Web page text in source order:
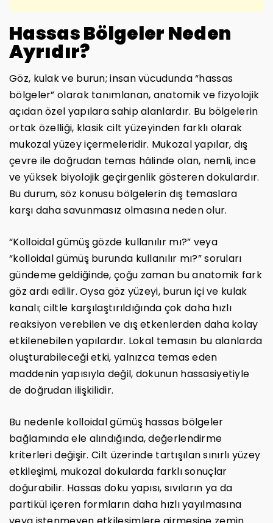
Hassas Bölgeler Neden
Ayrıdır?
Göz, kulak ve burun; insan vücudunda “hassas
bölgeler” olarak tanımlanan, anatomik ve fizyolojik
açıdan özel yapılara sahip alanlardır. Bu bölgelerin
ortak özelliği, klasik cilt yüzeyinden farklı olarak
mukozal yüzey içermeleridir. Mukozal yapılar, dış
çevre ile doğrudan temas hâlinde olan, nemli, ince
ve yüksek biyolojik geçirgenlik gösteren dokulardır.
Bu durum, söz konusu bölgelerin dış temaslara
karşı daha savunmasız olmasına neden olur.
“Kolloidal gümüş gözde kullanılır mı?” veya
“kolloidal gümüş burunda kullanılır mı?” soruları
gündeme geldiğinde, çoğu zaman bu anatomik fark
göz ardı edilir. Oysa göz yüzeyi, burun içi ve kulak
kanalı; ciltle karşılaştırıldığında çok daha hızlı
reaksiyon verebilen ve dış etkenlerden daha kolay
etkilenebilen yapılardır. Lokal temasın bu alanlarda
oluşturabileceği etki, yalnızca temas eden
maddenin yapısıyla değil, dokunun hassasiyetiyle
de doğrudan ilişkilidir.
Bu nedenle kolloidal gümüş hassas bölgeler
bağlamında ele alındığında, değerlendirme
kriterleri değişir. Cilt üzerinde tartışılan sınırlı yüzey
etkileşimi, mukozal dokularda farklı sonuçlar
doğurabilir. Hassas doku yapısı, sıvıların ya da
partikül içeren formların daha hızlı yayılmasına